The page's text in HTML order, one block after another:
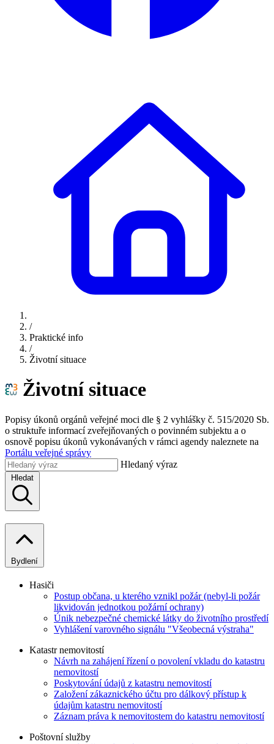
/
Praktické info
/
Životní situace
Životní situace
Popisy úkonů orgánů veřejné moci dle § 2 vyhlášky č. 515/2020 Sb.
o struktuře informací zveřejňovaných o povinném subjektu a o
osnově popisu úkonů vykonávaných v rámci agendy naleznete na
Portálu veřejné správy
Hledaný výraz
Hledat
Bydlení
Hasiči
Postup občana, u kterého vznikl požár (nebyl-li požár
likvidován jednotkou požární ochrany)
Únik nebezpečné chemické látky do životního prostředí
Vyhlášení varovného signálu "Všeobecná výstraha"
Katastr nemovitostí
Návrh na zahájení řízení o povolení vkladu do katastru
nemovitostí
Poskytování údajů z katastru nemovitostí
Založení zákaznického účtu pro dálkový přístup k
údajům katastru nemovitostí
Záznam práva k nemovitostem do katastru nemovitostí
Poštovní služby